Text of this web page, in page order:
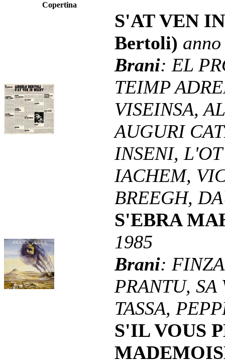
Copertina
S'AT VEN
Bertoli)
Brani: EL
TEIMP
VISEINSA,
AUGURI
INSENI,
IACHEM,
BREEGH,
S'EBRA
1985
Brani:
PRANTU, SA
TASSA,
S'IL VOUS